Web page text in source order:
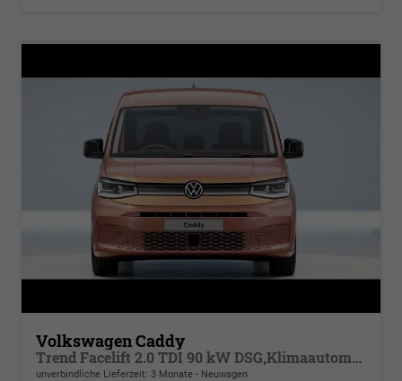
Volkswagen Caddy
Trend Facelift 2.0 TDI 90 kW DSG,Klimaautomatik, 5 Sitze, Zuziehhilfe Schiebetüren + Heckklappe, PDC v+h, ACC, Side Assist Blind Spot, Ausparkhilfe, Ausstiegswarner, Digital Cockpit PRO, Radioanlage Navigationsvorbereituing,, Mittearmlehne verstellbar
unverbindliche Lieferzeit: 3 Monate Neuwagen